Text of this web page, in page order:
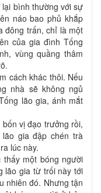
bình thường với sự
náo bao phủ khắp
đông trấn, chỉ là một
của gia đình Tống
vùng quầng thâm
cách khác thôi. Nếu
nhà sẽ không ngủ
lão gia, ánh mắt
vị đạo trưởng rồi,
lão gia đập chén trà
lúc này.
một bóng người
lão gia từ trối này tới
nhiên đó. Nhưng tận